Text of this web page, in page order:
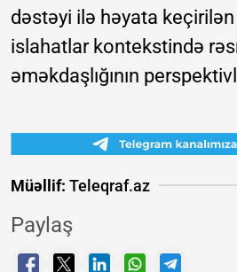
dəstəyi ilə həyata
islahatlar kontekstində
əməkdaşlığının
Müəllif: Teleqraf.az
Paylaş